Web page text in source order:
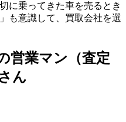
に乗ってきた車を売るとき
も意識して、買取会社を選
営業マン（査定
ん